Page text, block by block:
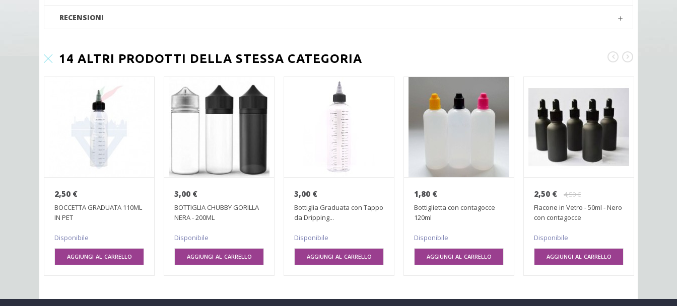
RECENSIONI
14 ALTRI PRODOTTI DELLA STESSA CATEGORIA
2,50 €
BOCCETTA GRADUATA 110ML
IN PET
Disponibile
AGGIUNGI AL CARRELLO
3,00 €
BOTTIGLIA CHUBBY GORILLA
NERA - 200ML
Disponibile
AGGIUNGI AL CARRELLO
3,00 €
Bottiglia Graduata con Tappo
da Dripping...
Disponibile
AGGIUNGI AL CARRELLO
1,80 €
Bottiglietta con contagocce
120ml
Disponibile
AGGIUNGI AL CARRELLO
2,50 €
4,50 €
Flacone in Vetro - 50ml - Nero
con contagocce
Disponibile
AGGIUNGI AL CARRELLO